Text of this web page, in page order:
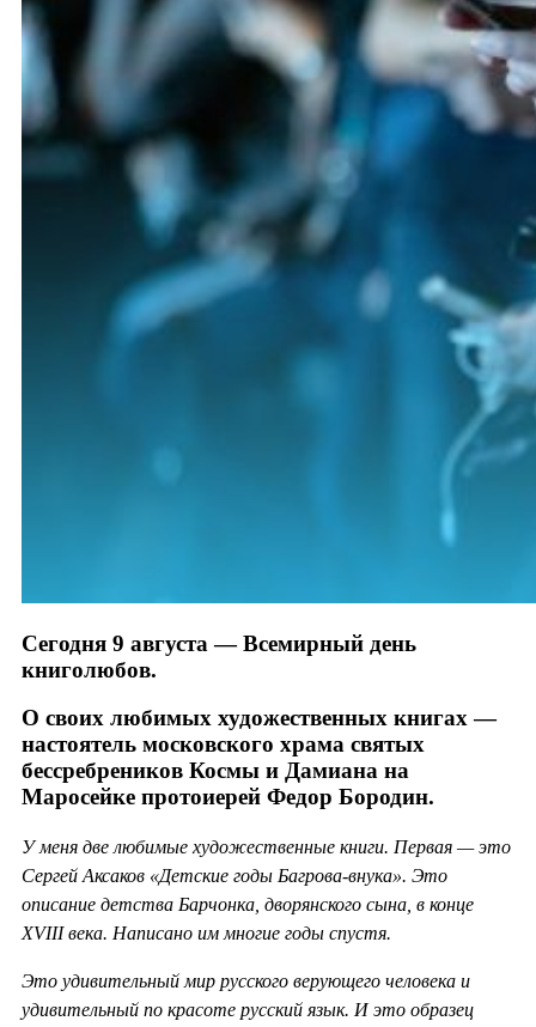
Сегодня 9 августа — Всемирный день
книголюбов.
О своих любимых художественных книгах —
настоятель московского храма святых
бессребреников Космы и Дамиана на
Маросейке протоиерей Федор Бородин.
У меня две любимые художественные книги. Первая — это
Сергей Аксаков «Детские годы Багрова-внука». Это
описание детства Барчонка, дворянского сына, в конце
XVIII века. Написано им многие годы спустя.
Это удивительный мир русского верующего человека и
удивительный по красоте русский язык. И это образец